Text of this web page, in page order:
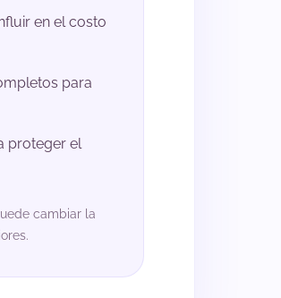
en el costo
para
proteger el
cambiar la